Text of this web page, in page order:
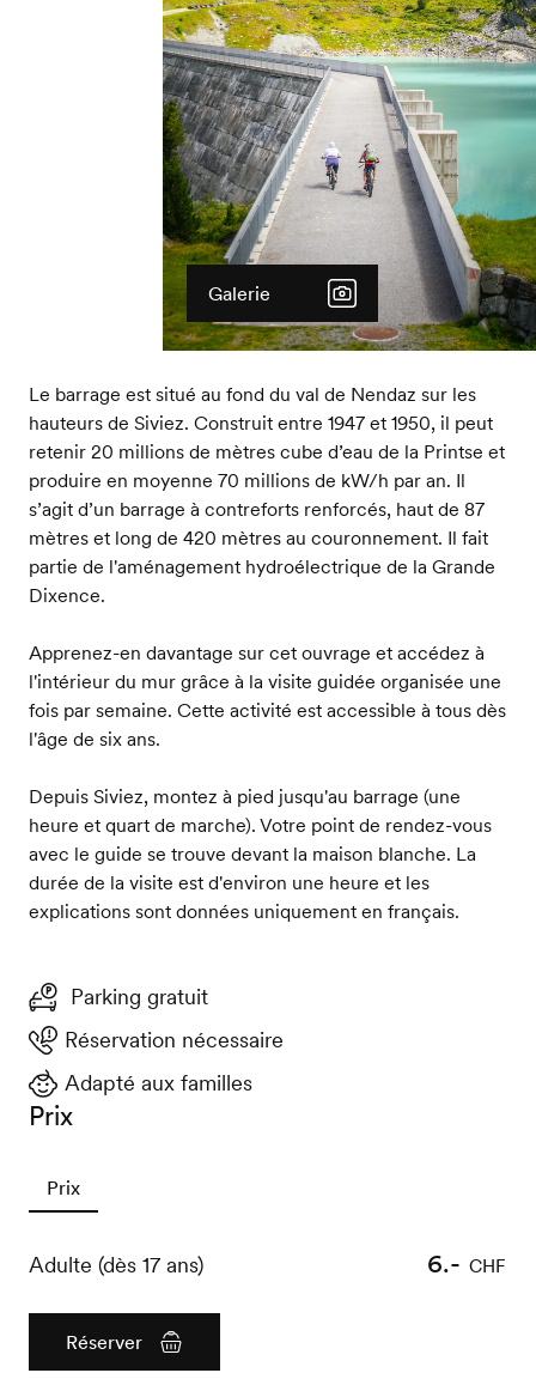
Galerie
Le barrage est situé au fond du val de Nendaz sur les
hauteurs de Siviez. Construit entre 1947 et 1950, il peut
retenir 20 millions de mètres cube d’eau de la Printse et
produire en moyenne 70 millions de kW/h par an. Il
s’agit d’un barrage à contreforts renforcés, haut de 87
mètres et long de 420 mètres au couronnement. Il fait
partie de l'aménagement hydroélectrique de la Grande
Dixence.
Apprenez-en davantage sur cet ouvrage et accédez à
l'intérieur du mur grâce à la visite guidée organisée une
fois par semaine. Cette activité est accessible à tous dès
l'âge de six ans.
Depuis Siviez, montez à pied jusqu'au barrage (une
heure et quart de marche). Votre point de rendez-vous
avec le guide se trouve devant la maison blanche. La
durée de la visite est d'environ une heure et les
explications sont données uniquement en français.
Parking gratuit
Réservation nécessaire
Adapté aux familles
Prix
Prix
Adulte (dès 17 ans) 6.- CHF
Réserver